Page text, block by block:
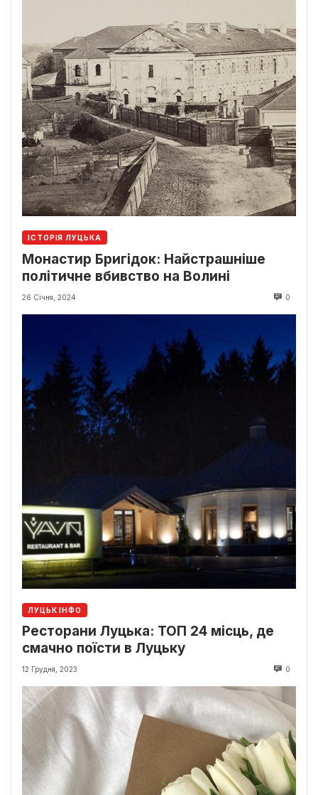
ІСТОРІЯ ЛУЦЬКА
Монастир Бригідок: Найстрашніше
політичне вбивство на Волині
26 Січня, 2024 0
ЛУЦЬК ІНФО
Ресторани Луцька: ТОП 24 місць, де
смачно поїсти в Луцьку
12 Грудня, 2023 0